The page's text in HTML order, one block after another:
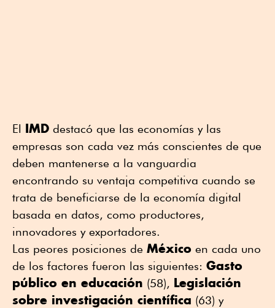
El IMD destacó que las economías y las
empresas son cada vez más conscientes de que
deben mantenerse a la vanguardia
encontrando su ventaja competitiva cuando se
trata de beneficiarse de la economía digital
basada en datos, como productores,
innovadores y exportadores.
Las peores posiciones de México en cada uno
de los factores fueron las siguientes: Gasto
público en educación (58), Legislación
sobre investigación científica (63) y